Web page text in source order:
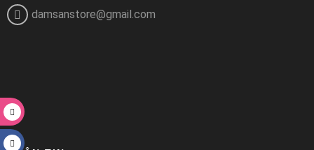
damsanstore@gmail.com